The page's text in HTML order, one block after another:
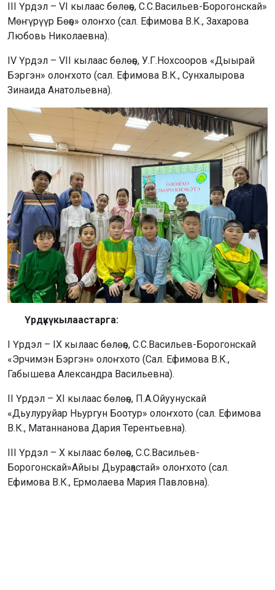
III Үрдэл – VI кылаас бөлөҕө, С.С.Васильев-Борогонскай»
Мөҥүрүүр Бөҕө» олоҥхо (сал. Ефимова В.К., Захарова
Любовь Николаевна).
IV Үрдэл – VII кылаас бөлөҕө, У.Г.Нохсооров «Дыырай
Бэргэн» олоҥхото (сал. Ефимова В.К., Сунхалырова
Зинаида Анатольевна).
Үрдүкү кылаастарга:
I Үрдэл – IX кылаас бөлөҕө, С.С.Васильев-Борогонскай
«Эрчимэн Бэргэн» олоҥхото (Сал. Ефимова В.К.,
Габышева Александра Васильевна).
II Үрдэл – XI кылаас бөлөҕө, П.А.Ойуунускай
«Дьулуруйар Ньургун Боотур» олоҥхото (сал. Ефимова
В.К., Матаннанова Дария Терентьевна).
III Үрдэл – X кылаас бөлөҕө, С.С.Васильев-
Борогонскай»Айыы Дьураҕастай» олоҥхото (сал.
Ефимова В.К., Ермолаева Мария Павловна).